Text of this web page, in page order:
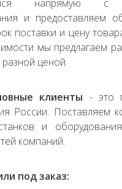
напрямую с
и предоставляем
поставки и цену
мы предлагаем
разной ценой.
клиенты - это
России. Поставляем
и
компаний.
под заказ: